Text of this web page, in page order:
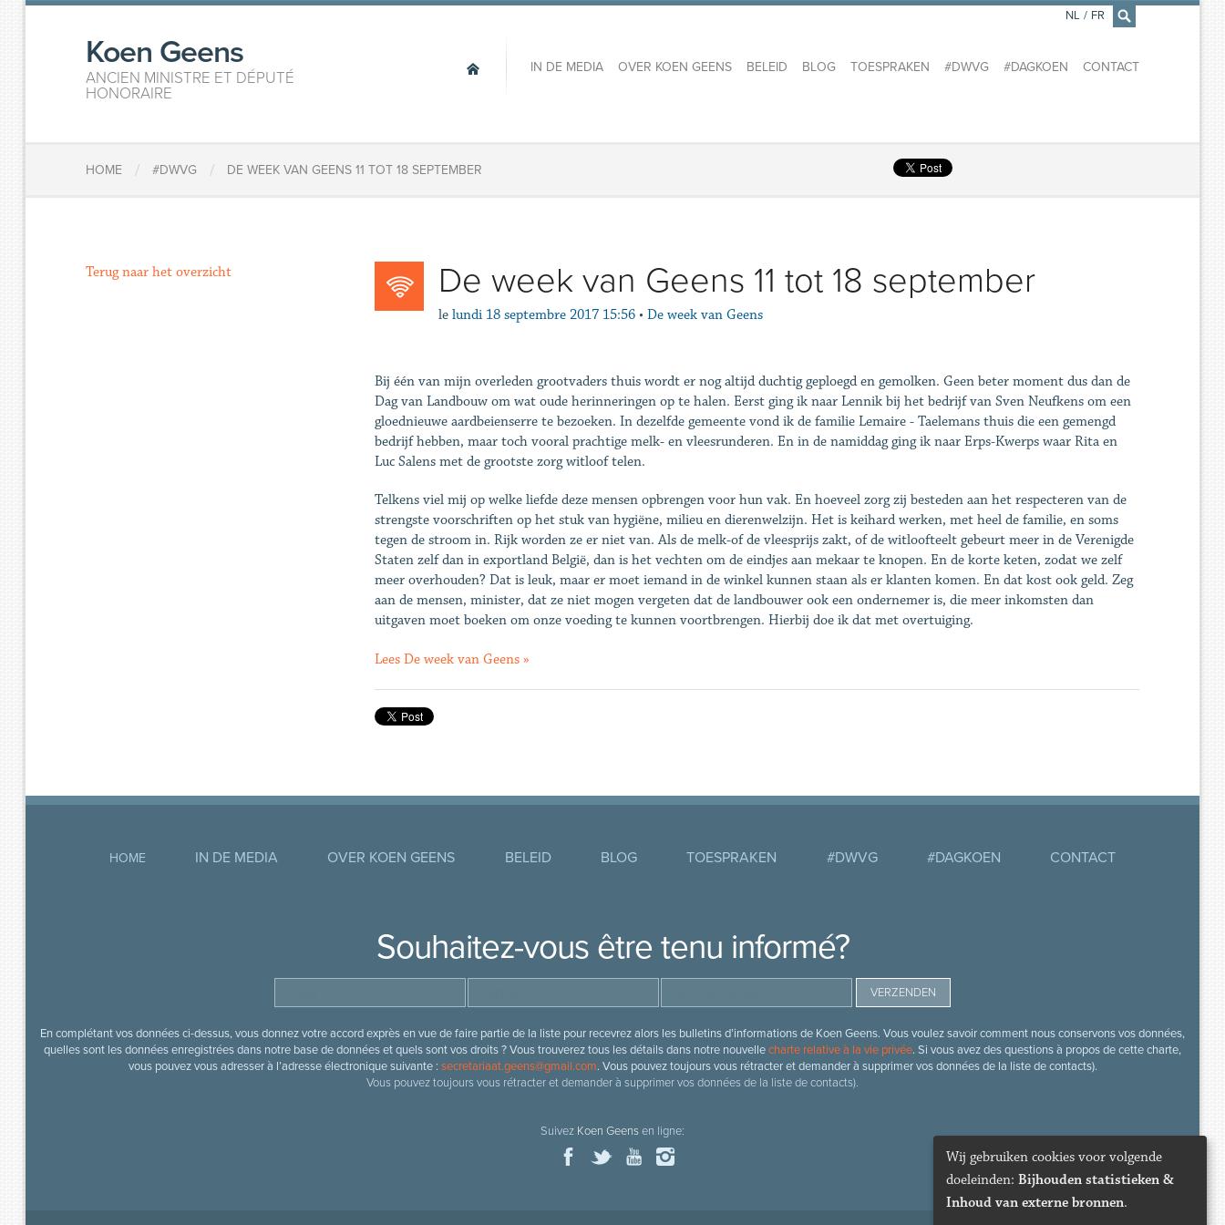
×
Koen Geens
ANCIEN MINISTRE ET DÉPUTÉ
HONORAIRE
IN DE MEDIA OVER KOEN GEENS BELEID BLOG TOESPRAKEN #DWVG #DAGKOEN CONTACT
NL / FR
HOME / #DWVG / DE WEEK VAN GEENS 11 TOT 18 SEPTEMBER
De week van Geens 11 tot 18 september
le lundi 18 septembre 2017 15:56 • De week van Geens
Bij één van mijn overleden grootvaders thuis wordt er nog altijd duchtig geploegd en gemolken. Geen beter moment dus dan de
Dag van Landbouw om wat oude herinneringen op te halen. Eerst ging ik naar Lennik bij het bedrijf van Sven Neufkens om een
gloednieuwe aardbeienserre te bezoeken. In dezelfde gemeente vond ik de familie Lemaire - Taelemans thuis die een gemengd
bedrijf hebben, maar toch vooral prachtige melk- en vleesrunderen. En in de namiddag ging ik naar Erps-Kwerps waar Rita en
Luc Salens met de grootste zorg witloof telen.
Telkens viel mij op welke liefde deze mensen opbrengen voor hun vak. En hoeveel zorg zij besteden aan het respecteren van de
strengste voorschriften op het stuk van hygiëne, milieu en dierenwelzijn. Het is keihard werken, met heel de familie, en soms
tegen de stroom in. Rijk worden ze er niet van. Als de melk-of de vleesprijs zakt, of de witloofteelt gebeurt meer in de Verenigde
Staten zelf dan in exportland België, dan is het vechten om de eindjes aan mekaar te knopen. En de korte keten, zodat we zelf
meer overhouden? Dat is leuk, maar er moet iemand in de winkel kunnen staan als er klanten komen. En dat kost ook geld. Zeg
aan de mensen, minister, dat ze niet mogen vergeten dat de landbouwer ook een ondernemer is, die meer inkomsten dan
uitgaven moet boeken om onze voeding te kunnen voortbrengen. Hierbij doe ik dat met overtuiging.
Lees De week van Geens »
Terug naar het overzicht
HOME IN DE MEDIA OVER KOEN GEENS BELEID BLOG TOESPRAKEN #DWVG #DAGKOEN CONTACT
Souhaitez-vous être tenu informé?
En complétant vos données ci-dessus, vous donnez votre accord exprès en vue de faire partie de la liste pour recevrez alors les bulletins d’informations de Koen Geens. Vous voulez savoir comment nous conservons vos données,
quelles sont les données enregistrées dans notre base de données et quels sont vos droits ? Vous trouverez tous les détails dans notre nouvellecharte relative à la vie privée. Si vous avez des questions à propos de cette charte,
vous pouvez vous adresser à l’adresse électronique suivante : secretariaat.geens@gmail.com. Vous pouvez toujours vous rétracter et demander à supprimer vos données de la liste de contacts).
Vous pouvez toujours vous rétracter et demander à supprimer vos données de la liste de contacts).
Suivez Koen Geensen ligne:
Wij gebruiken cookies voor volgende
doeleinden: Bijhouden statistieken &
Inhoud van externe bronnen.